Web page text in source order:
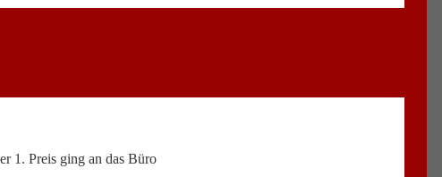
1. Preis ging an das Büro